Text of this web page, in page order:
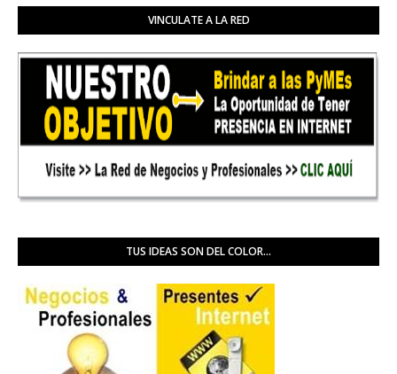
VINCULATE A LA RED
TUS IDEAS SON DEL COLOR...